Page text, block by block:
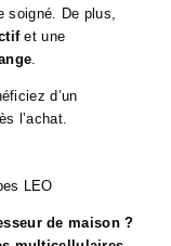
soigné. De plus,
et une
.
d’un
l’achat.
LEO
de maison ?